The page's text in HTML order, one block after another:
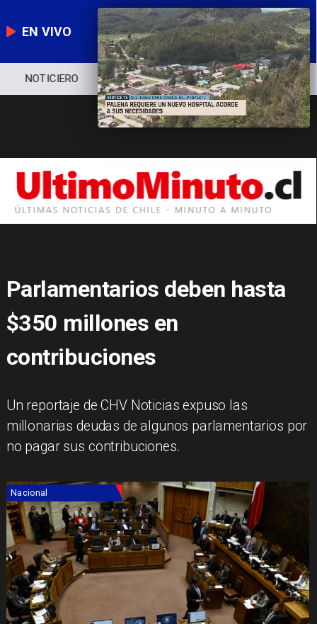
EN VIVO
NOTICIERO POLÍTICA ECONOMÍA
Parlamentarios deben hasta
$350 millones en
contribuciones
Un reportaje de CHV Noticias expuso las
millonarias deudas de algunos parlamentarios por
no pagar sus contribuciones.
Nacional